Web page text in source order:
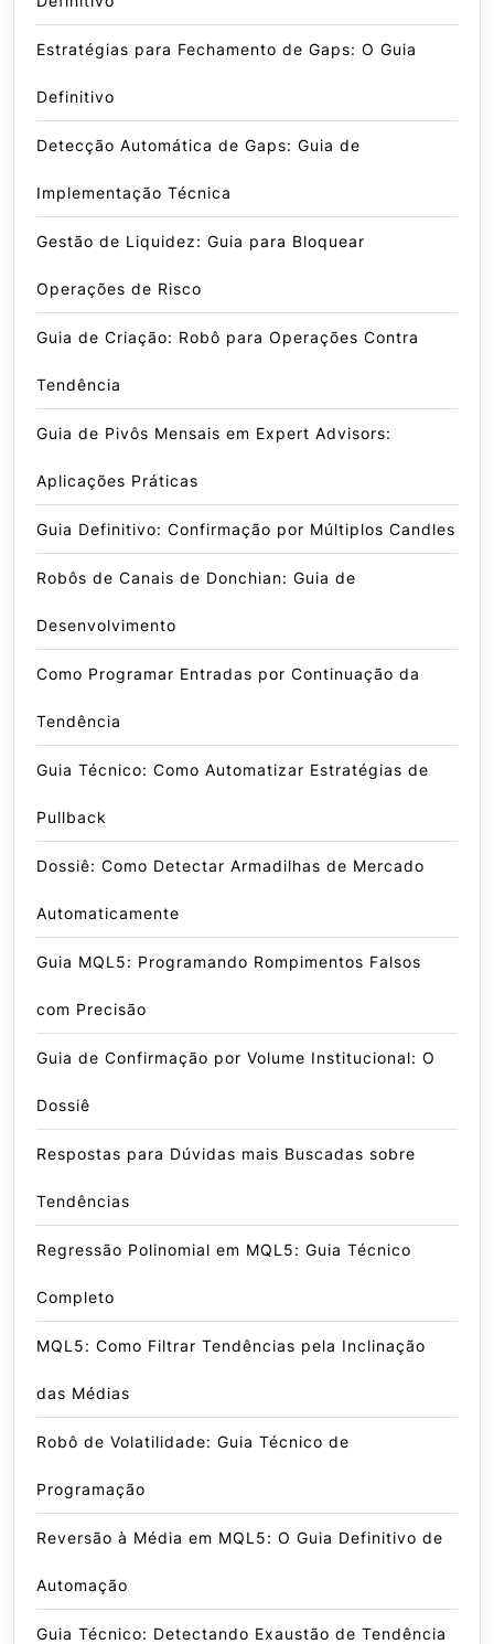
Estratégias para Fechamento de Gaps: O Guia
Definitivo
Detecção Automática de Gaps: Guia de
Implementação Técnica
Gestão de Liquidez: Guia para Bloquear
Operações de Risco
Guia de Criação: Robô para Operações Contra
Tendência
Guia de Pivôs Mensais em Expert Advisors:
Aplicações Práticas
Guia Definitivo: Confirmação por Múltiplos Candles
Robôs de Canais de Donchian: Guia de
Desenvolvimento
Como Programar Entradas por Continuação da
Tendência
Guia Técnico: Como Automatizar Estratégias de
Pullback
Dossiê: Como Detectar Armadilhas de Mercado
Automaticamente
Guia MQL5: Programando Rompimentos Falsos
com Precisão
Guia de Confirmação por Volume Institucional: O
Dossiê
Respostas para Dúvidas mais Buscadas sobre
Tendências
Regressão Polinomial em MQL5: Guia Técnico
Completo
MQL5: Como Filtrar Tendências pela Inclinação
das Médias
Robô de Volatilidade: Guia Técnico de
Programação
Reversão à Média em MQL5: O Guia Definitivo de
Automação
Guia Técnico: Detectando Exaustão de Tendência